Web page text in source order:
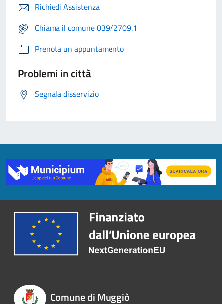
Richiedi Assistenza
Chiama il comune 039/2709.1
Prenota un appuntamento
Problemi in città
Segnala disservizio
Comune di Muggiò